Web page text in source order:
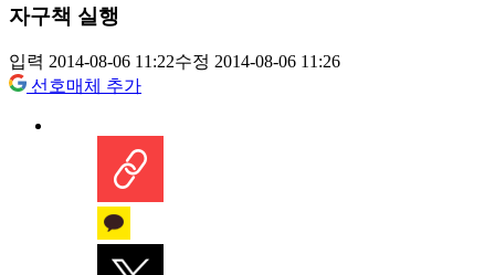
자구책 실행
입력 2014-08-06 11:22수정 2014-08-06 11:26
선호매체 추가